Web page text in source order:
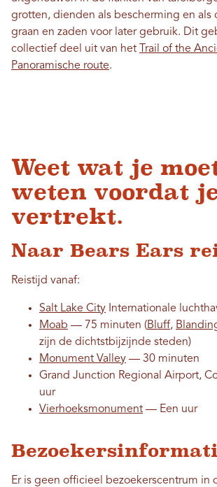
grotten, dienden als bescherming en als
graan en zaden voor later gebruik. Dit
collectief deel uit van het
Trail of the
Panoramische route.
Weet wat je
weten voordat
vertrekt.
Naar Bears Ears
Reistijd vanaf:
Salt Lake City Internationale
Moab — 75 minuten (Bluff,
zijn de dichtstbijzijnde steden)
Monument Valley — 30 ​​minuten
Grand Junction Regional Airport,
uur
Vierhoeksmonument — Een uur
Er is geen officieel bezoekerscentrum in